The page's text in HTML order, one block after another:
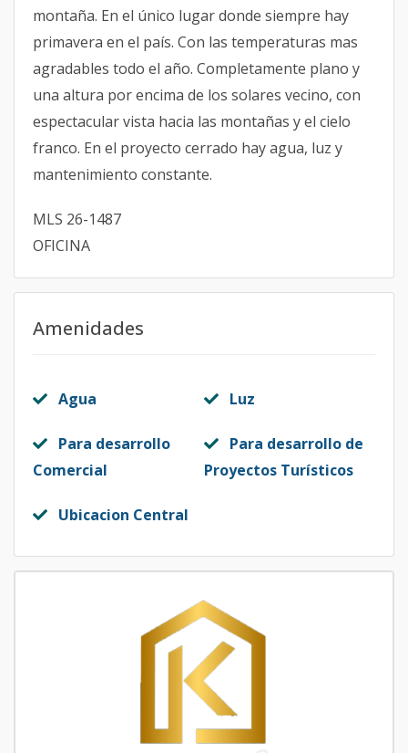
montaña. En el único lugar donde siempre hay
primavera en el país. Con las temperaturas mas
agradables todo el año. Completamente plano y
una altura por encima de los solares vecino, con
espectacular vista hacia las montañas y el cielo
franco. En el proyecto cerrado hay agua, luz y
mantenimiento constante.
MLS 26-1487
OFICINA
Amenidades
Agua Luz
Para desarrollo
Comercial
Para desarrollo de
Proyectos Turísticos
Ubicacion Central